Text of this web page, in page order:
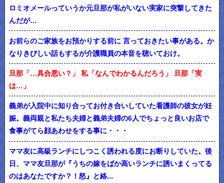
ロミオメールっていうか元旦那が私がいない実家に突撃してきた
んだが…
お前らのご家族をお預かりする前に 言っておきたい事がある。か
なりきびしい話もするが介護職員の本音を聴いておけ。
旦那「…具合悪い？」 私「なんでわかるんだろう」 旦那「実
は…」
義弟が入院中に知り合ってお付き合いしていた看護師の彼女が妊
娠。義両親と私たち夫婦と義弟夫婦の6人でちょっと良いお店で
食事がてら顔あわせをする事に・・・
ママ友に高級ランチにしつこく誘われる度にお断りしていた。後
日、ママ友旦那が『うちの嫁をばか高いランチに誘いまくってる
のはあなたですか？！怒』と絡...